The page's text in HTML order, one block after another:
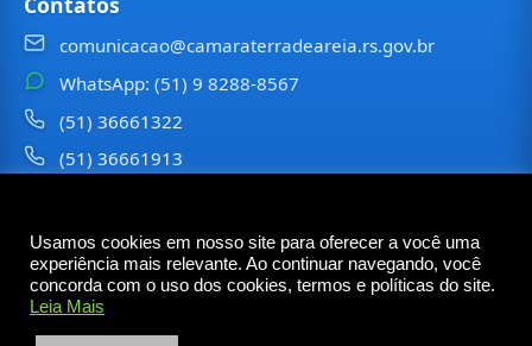
comunicacao@camaraterradeareia.rs.gov.br
WhatsApp: (51) 9 8288-8567
(51) 36661322
(51) 36661913
©2026Câmara Municipal deTerra de Areia— Todos os
direitos reservados
Rua Tancredo Neves, 6473 – Centro – Terra de Areia
Usamos cookies em nosso site para oferecer a você uma
experiência mais relevante. Ao continuar navegando, você
concorda com o uso dos cookies, termos e políticas do site.
Leia Mais